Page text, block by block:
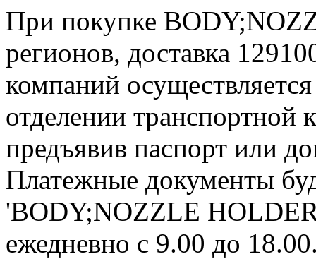
При покупке
регионов, доставка
компаний
отделении транспортной
предъявив паспорт или
Платежные документы
'BODY;NOZZLE
ежедневно с 9.00 до